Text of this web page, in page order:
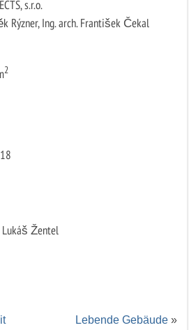
s.r.o.
Rýzner, Ing. arch. František Čekal
2
Lukáš Žentel
Lebende Gebäude »